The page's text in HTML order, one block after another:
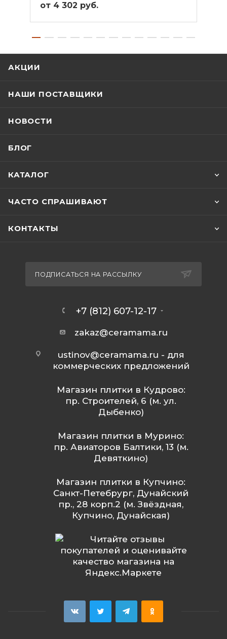
от 4 302 руб.
АКЦИИ
НАШИ ПОСТАВЩИКИ
НОВОСТИ
БЛОГ
КАТАЛОГ
ЧАСТО СПРАШИВАЮТ
КОНТАКТЫ
ПОДПИСАТЬСЯ НА РАССЫЛКУ
+7 (812) 607-12-17
zakaz@ceramama.ru
ustinov@ceramama.ru - для
коммерческих предложений
Магазин плитки в Кудрово:
пр. Строителей, 6 (м. ул.
Дыбенко)
Магазин плитки в Мурино:
пр. Авиаторов Балтики, 13 (м.
Девяткино)
Магазин плитки в Купчино:
Санкт-Петебрург, Дунайский
пр., 28 корп.2 (м. Звёздная,
Купчино, Дунайская)